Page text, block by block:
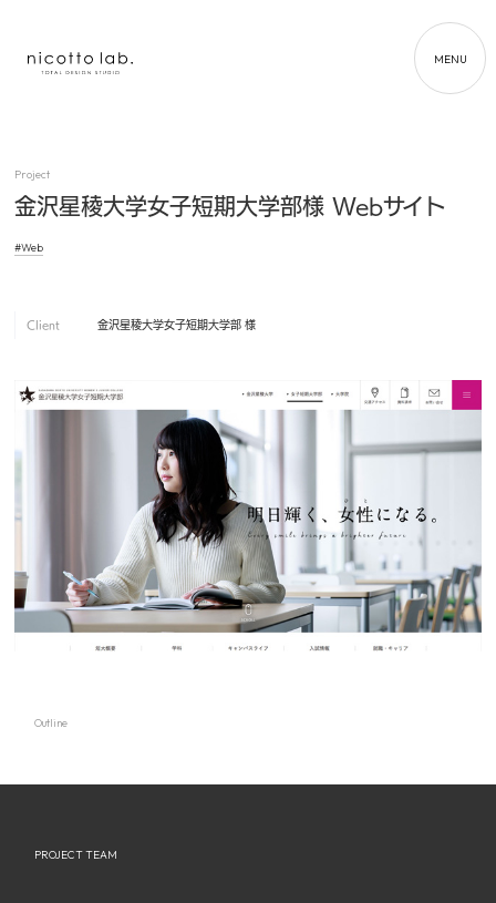
MENU
Project
金沢星稜大学女子短期大学部様 Webサイト
#Web
Client 金沢星稜大学女子短期大学部 様
Outline
PROJECT TEAM